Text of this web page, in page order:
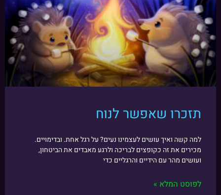
תזכרו שאפשר לנוח
למה קשה ואיך עושים לעצמינו נעים? על רגל אחת. ובדימויים.
מכירים את זה כקופצים לבריכה ולרגע מאבדים את הביטחון,
ועושים מהר עם הידיים והרגליים כדי
לפוסט המלא »